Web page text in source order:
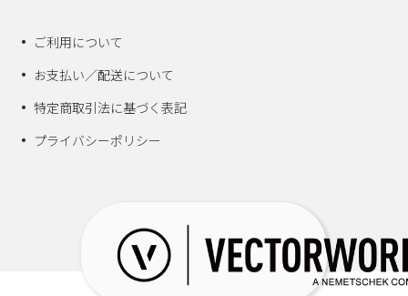
ご利用について
お支払い／配送について
特定商取引法に基づく表記
プライバシーポリシー